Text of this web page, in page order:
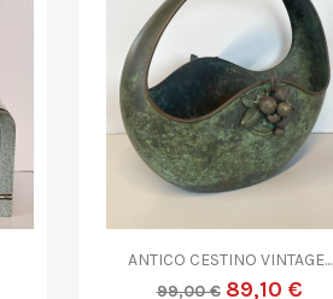
Anteprima
PICCOLA SCULTURA OTTONE...
189,00 € 170,10 €